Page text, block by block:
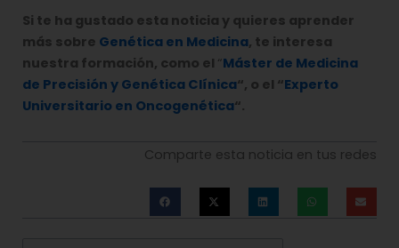
Si te ha gustado esta noticia y quieres aprender
más sobre Genética en Medicina, te interesa
nuestra formación, como el “Máster de Medicina
de Precisión y Genética Clínica“, o el “Experto
Universitario en Oncogenética“.
Comparte esta noticia en tus redes